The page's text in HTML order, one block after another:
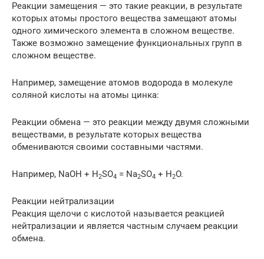
Реакции замещения — это такие реакции, в результате
которых атомы простого вещества замещают атомы
одного химического элемента в сложном веществе.
Также возможно замещение функциональных групп в
сложном веществе.
Например, замещение атомов водорода в молекуле
соляной кислоты на атомы цинка:
Реакции обмена — это реакции между двумя сложными
веществами, в результате которых вещества
обмениваются своими составными частями.
Например, NaOH + H2SO4 = Na2SO4 + H2O.
Реакции нейтрализации
Реакция щелочи с кислотой называется реакцией
нейтрализации и является частным случаем реакции
обмена.